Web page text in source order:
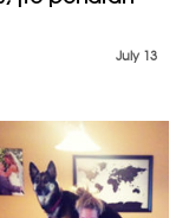
July 13